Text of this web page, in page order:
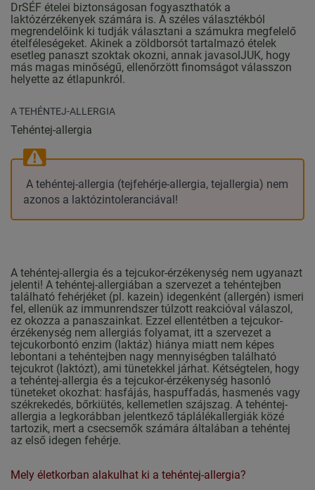
DrSÉF ételei biztonságosan fogyaszthatók a
laktózérzékenyek számára is. A széles választékból
megrendelőink ki tudják választani a számukra megfelelő
ételféleségeket. Akinek a zöldborsót tartalmazó ételek
esetleg panaszt szoktak okozni, annak javasolJUK, hogy
más magas minőségű, ellenőrzött finomságot válasszon
helyette az étlapunkról.
A TEHÉNTEJ-ALLERGIA
Tehéntej-allergia
A tehéntej-allergia (tejfehérje-allergia, tejallergia) nem
azonos a laktózintoleranciával!
A tehéntej-allergia és a tejcukor-érzékenység nem ugyanazt
jelenti! A tehéntej-allergiában a szervezet a tehéntejben
található fehérjéket (pl. kazein) idegenként (allergén) ismeri
fel, ellenük az immunrendszer túlzott reakcióval válaszol,
ez okozza a panaszainkat. Ezzel ellentétben a tejcukor-
érzékenység nem allergiás folyamat, itt a szervezet a
tejcukorbontó enzim (laktáz) hiánya miatt nem képes
lebontani a tehéntejben nagy mennyiségben található
tejcukrot (laktózt), ami tünetekkel járhat. Kétségtelen, hogy
a tehéntej-allergia és a tejcukor-érzékenység hasonló
tüneteket okozhat: hasfájás, haspuffadás, hasmenés vagy
székrekedés, bőrkiütés, kellemetlen szájszag. A tehéntej-
allergia a legkorábban jelentkező táplálékallergiák közé
tartozik, mert a csecsemők számára általában a tehéntej
az első idegen fehérje.
Mely életkorban alakulhat ki a tehéntej-allergia?